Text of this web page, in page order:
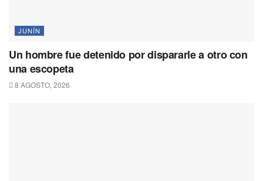
JUNÍN
Un hombre fue detenido por dispararle a otro con
una escopeta
8 AGOSTO, 2026